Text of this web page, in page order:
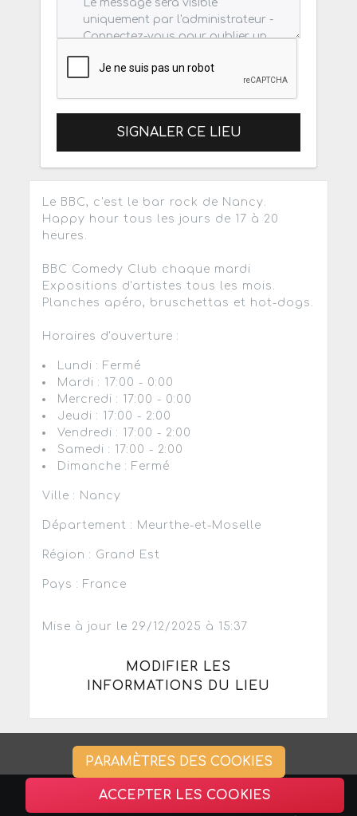
SIGNALER CE LIEU
Le BBC, c'est le bar rock de Nancy.
Happy hour tous les jours de 17 à 20
heures.
BBC Comedy Club chaque mardi
Expositions d'artistes tous les mois.
Planches apéro, bruschettas et hot-dogs.
Horaires d'ouverture :
Lundi : Fermé
Mardi : 17:00 - 0:00
Mercredi : 17:00 - 0:00
Jeudi : 17:00 - 2:00
Vendredi : 17:00 - 2:00
Samedi : 17:00 - 2:00
Dimanche : Fermé
Ville : Nancy
Département : Meurthe-et-Moselle
Région : Grand Est
Pays : France
Mise à jour le 29/12/2025 à 15:37
MODIFIER LES
INFORMATIONS DU LIEU
PARAMÈTRES DES COOKIES
ACCEPTER LES COOKIES